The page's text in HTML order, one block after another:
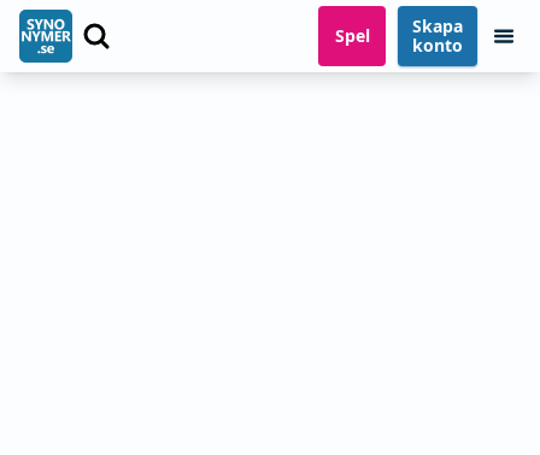
Spel
Skapa
konto